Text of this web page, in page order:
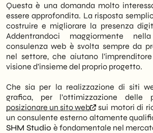
Questa è una domanda molto
essere approfondita. La risposta
costruire e migliorare la presenza
Addentrandoci maggiormente
consulenza web è svolta sempre da
nel settore, che aiutano
visione d’insieme del proprio progetto.
Che sia per la realizzazione di siti
grafica, per l’ottimizzazione delle
posizionare un sito web
sui motori di
un consulente esterno altamente
SHM Studio è fondamentale nel